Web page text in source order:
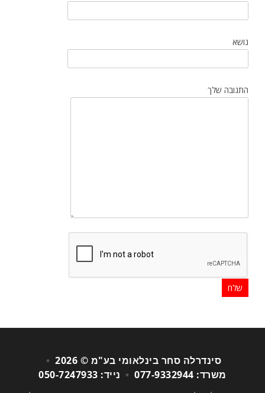
נושא
התגובה שלך
סינדרלה סחר בינלאומי בע"מ © 2026
•
משרד: 077-9332944
• נייד: 050-7247933